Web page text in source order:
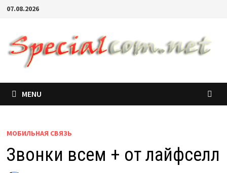
07.08.2026
MENU
МОБИЛЬНАЯ СВЯЗЬ
Звонки всем + от лайфселл